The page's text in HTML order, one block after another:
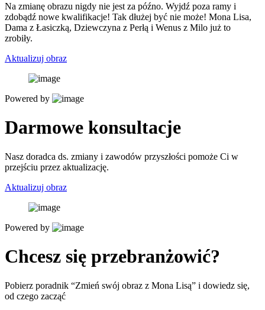
Na zmianę obrazu nigdy nie jest za późno. Wyjdź poza ramy i
zdobądź nowe kwalifikacje! Tak dłużej być nie może! Mona Lisa,
Dama z Łasiczką, Dziewczyna z Perłą i Wenus z Milo już to
zrobiły.
Aktualizuj obraz
Powered by
Darmowe konsultacje
Nasz doradca ds. zmiany i zawodów przyszłości pomoże Ci w
przejściu przez aktualizację.
Aktualizuj obraz
Powered by
Chcesz się przebranżowić?
Pobierz poradnik “Zmień swój obraz z Mona Lisą” i dowiedz się,
od czego zacząć